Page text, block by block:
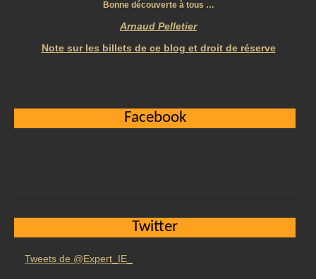
Bonne découverte à tous …
Arnaud Pelletier
Note sur les billets de ce blog et droit de réserve
Facebook
Twitter
Tweets de @Expert_IE_